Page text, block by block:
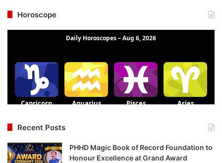
Horoscope
Recent Posts
PHHD Magic Book of Record Foundation to
Honour Excellence at Grand Award